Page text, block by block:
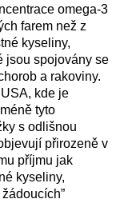
omega-3
farem než z
kyseliny,
jsou spojovány se
a rakoviny.
kde je
tyto
s odlišnou
přirozeně v
příjmu jak
kyseliny,